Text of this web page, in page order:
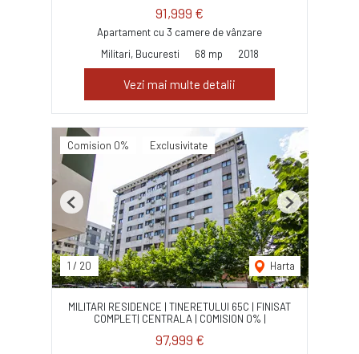
91,999 €
Apartament cu 3 camere de vânzare
Militari, Bucuresti
68 mp 2018
Vezi mai multe detalii
Comision 0% Exclusivitate
1 / 20 Harta
Previous Next
MILITARI RESIDENCE | TINERETULUI 65C | FINISAT
COMPLET| CENTRALA | COMISION 0% |
97,999 €